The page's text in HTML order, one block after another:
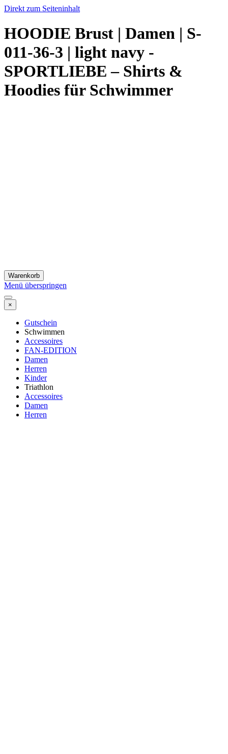
Direkt zum Seiteninhalt
HOODIE Brust | Damen | S-
011-36-3 | light navy -
SPORTLIEBE – Shirts &
Hoodies für Schwimmer
Warenkorb
Menü überspringen
×
Gutschein
Schwimmen
Accessoires
FAN-EDITION
Damen
Herren
Kinder
Triathlon
Accessoires
Damen
Herren